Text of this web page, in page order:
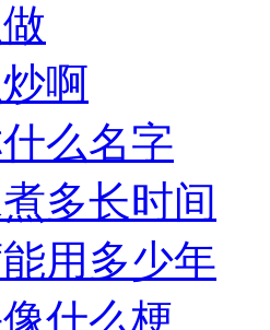
啊
么名字
多长时间
用多少年
什么梗